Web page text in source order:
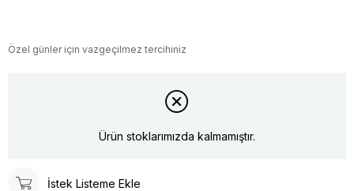
Özel günler için vazgeçilmez tercihiniz
Ürün stoklarımızda kalmamıştır.
İstek Listeme Ekle